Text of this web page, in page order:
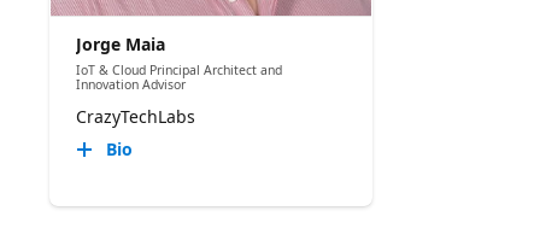
Jorge Maia
IoT & Cloud Principal Architect and
Innovation Advisor
CrazyTechLabs
Bio